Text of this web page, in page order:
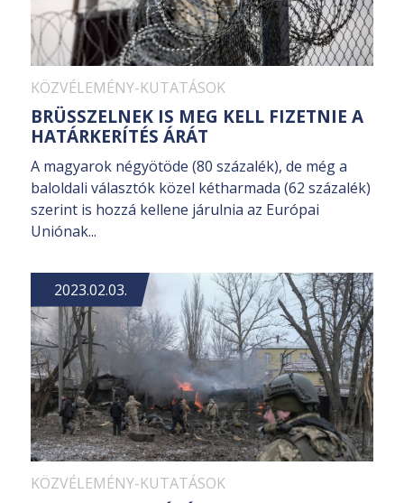
KÖZVÉLEMÉNY-KUTATÁSOK
BRÜSSZELNEK IS MEG KELL FIZETNIE A
HATÁRKERÍTÉS ÁRÁT
A magyarok négyötöde (80 százalék), de még a
baloldali választók közel kétharmada (62 százalék)
szerint is hozzá kellene járulnia az Európai
Uniónak...
KÖZVÉLEMÉNY-KUTATÁSOK
2023.02.03.